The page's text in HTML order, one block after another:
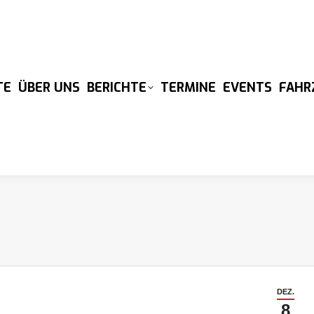
ÜBER UNS BERICHTE TERMINE EVENTS
DEZ.
8